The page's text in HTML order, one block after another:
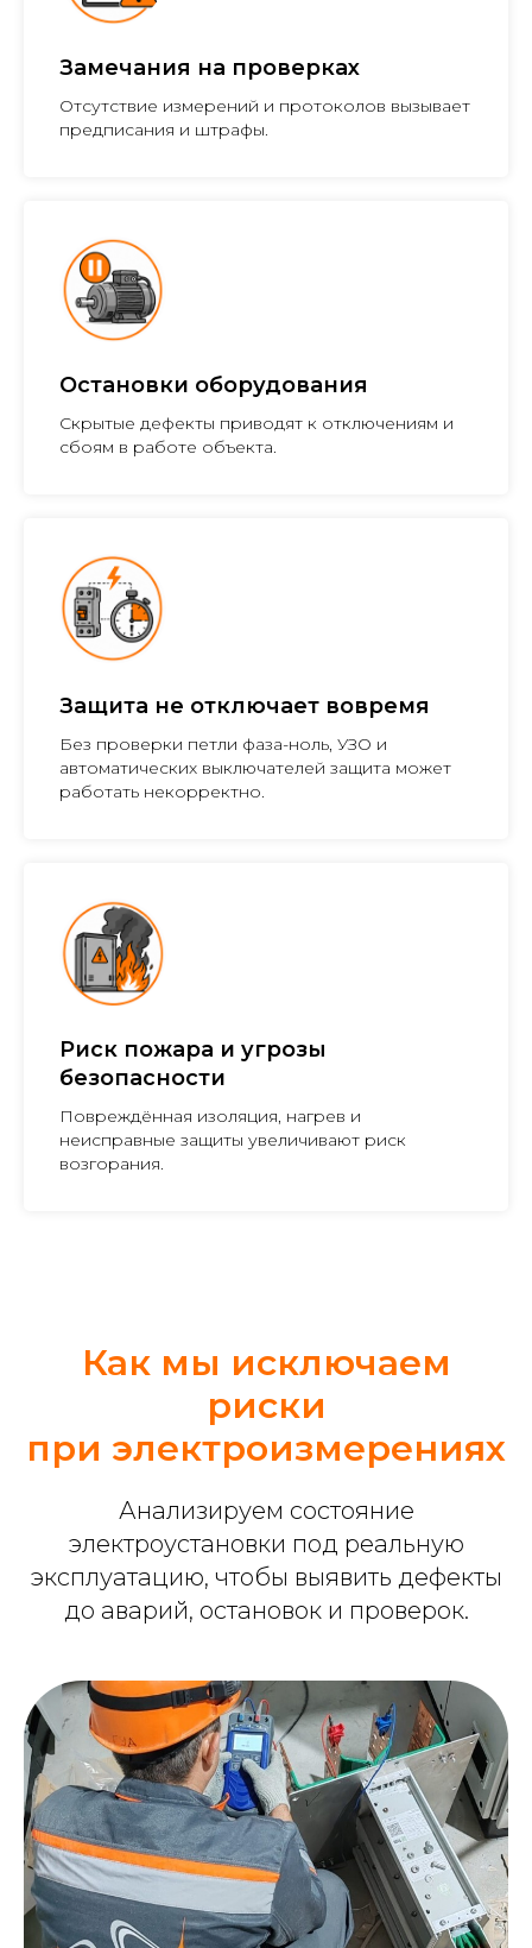
Замечания на проверках
Отсутствие измерений и протоколов вызывает
предписания и штрафы.
Остановки оборудования
Скрытые дефекты приводят к отключениям и
сбоям в работе объекта.
Защита не отключает вовремя
Без проверки петли фаза-ноль, УЗО и
автоматических выключателей защита может
работать некорректно.
Риск пожара и угрозы
безопасности
Повреждённая изоляция, нагрев и
неисправные защиты увеличивают риск
возгорания.
Как мы исключаем
риски
при электроизмерениях
Анализируем состояние
электроустановки под реальную
эксплуатацию, чтобы выявить дефекты
до аварий, остановок и проверок.